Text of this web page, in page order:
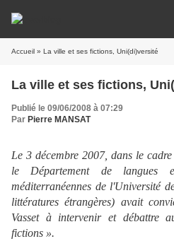
Accueil » La ville et ses fictions, Uni(di)versité
La ville et ses fictions,
Publié le 09/06/2008 à 07:29
Par Pierre MANSAT
Le 3 décembre 2007, dans le
le Département de langues
méditerranéennes de l'Université
littératures étrangères) avait
Vasset à intervenir et débattre
fictions ».